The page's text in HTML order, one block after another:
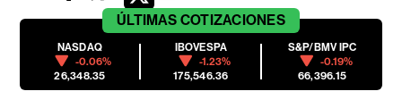
ÚLTIMAS COTIZACIONES
NASDAQ
-0.06%
26,348.35
IBOVESPA
-1.23%
175,546.36
S&P/BMV IPC
-0.19%
66,396.15